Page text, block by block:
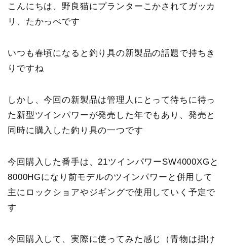
こんにちは、野良猫にプランターこかされてガッカ
リ、たかっぺです
いつも春頃になると釣り具の新製品の話題で持ちき
りですね
しかし、今回の新製品は管理人にとって待ちに待っ
た新型ツインパワーが発売した年でもあり、発売と
同時に購入した釣り具の一つです
今回購入した番手は、21ツインパワーSW4000XGと
8000HGになり前モデルのツインパワーと併用して
主にロックショアやジギングで使用していく予定で
す
今回購入して、実際に使ってみた感じ（青物は掛け